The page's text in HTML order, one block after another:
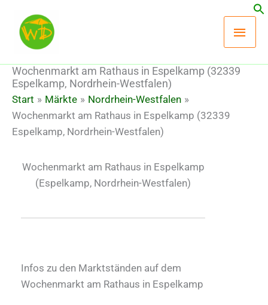
Inhalt
springen
Wochenmarkt am Rathaus in Espelkamp (32339
Espelkamp, Nordrhein-Westfalen)
Start Märkte
Nordrhein-Westfalen
Wochenmarkt am Rathaus in Espelkamp (32339
Espelkamp, Nordrhein-Westfalen)
Wochenmarkt am Rathaus in Espelkamp
(Espelkamp, Nordrhein-Westfalen)
Infos zu den Marktständen auf dem
Wochenmarkt am Rathaus in Espelkamp